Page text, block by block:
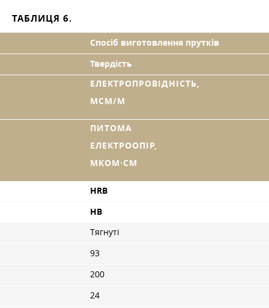
ТАБЛИЦЯ 6.
Спосіб виготовлення прутків
Твердість
ЕЛЕКТРОПРОВІДНІСТЬ,
МСМ/М
ПИТОМА
ЕЛЕКТРООПІР,
МКОМ·СМ
HRB
HB
Тягнуті
93
200
24